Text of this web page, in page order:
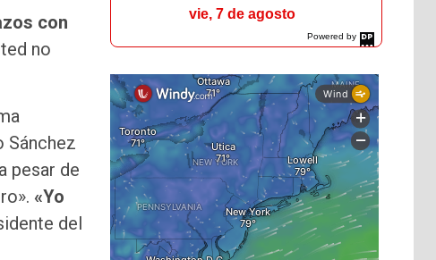
con
no
Sánchez
pesar de
«Yo
del
Powered by
DaysPedia.com
vie, 7 de agosto